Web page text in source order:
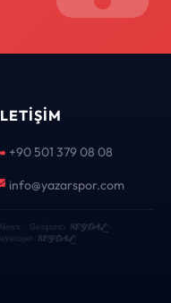
+90 501 379 08 08
info@yazarspor.com
· Geliştirici KEYDAL·
KEYDAL